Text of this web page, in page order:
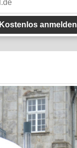
Kostenlos anmelden